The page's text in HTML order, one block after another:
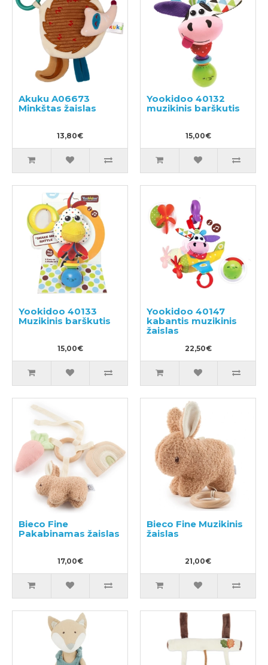
Akuku A06673
Minkštas žaislas
13,80€
Yookidoo 40132
muzikinis barškutis
15,00€
Yookidoo 40133
Muzikinis barškutis
15,00€
Yookidoo 40147
kabantis muzikinis
žaislas
22,50€
Bieco Fine
Pakabinamas žaislas
17,00€
Bieco Fine Muzikinis
žaislas
21,00€